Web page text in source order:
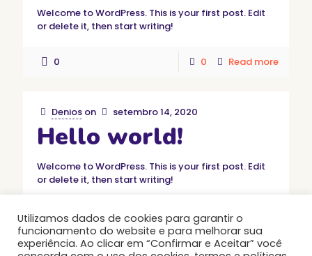
Welcome to WordPress. This is your first post. Edit
or delete it, then start writing!
0 0 Read more
Denios on setembro 14, 2020
Hello world!
Welcome to WordPress. This is your first post. Edit
or delete it, then start writing!
0 0 Read more
Utilizamos dados de cookies para garantir o
funcionamento do website e para melhorar sua
experiência. Ao clicar em “Confirmar e Aceitar” você